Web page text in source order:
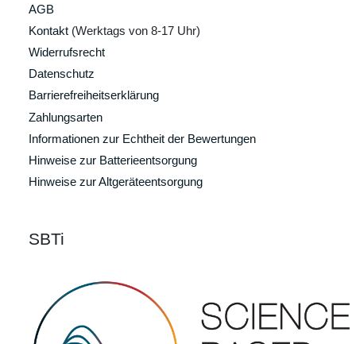
AGB
Kontakt (Werktags von 8-17 Uhr)
Widerrufsrecht
Datenschutz
Barrierefreiheitserklärung
Zahlungsarten
Informationen zur Echtheit der Bewertungen
Hinweise zur Batterieentsorgung
Hinweise zur Altgeräteentsorgung
SBTi